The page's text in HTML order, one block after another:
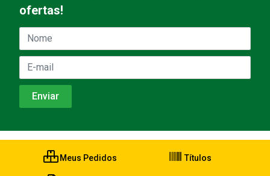
ofertas!
Meus Pedidos Títulos